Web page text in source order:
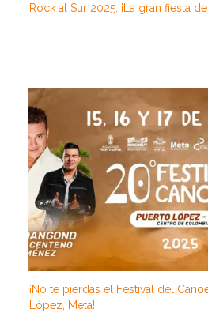
Rock al Sur 2025: ¡La gran fiesta
¡No te pierdas el Festival del
López, Meta!